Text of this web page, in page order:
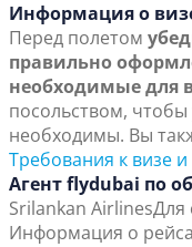
Информация о
Перед полетом
правильно
необходимые для
посольством, чтобы
необходимы. Вы
Требования к визе
Агент flydubai по
Srilankan AirlinesДля
Информация о